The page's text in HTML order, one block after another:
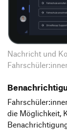
Nachricht und
die Möglichkeit,